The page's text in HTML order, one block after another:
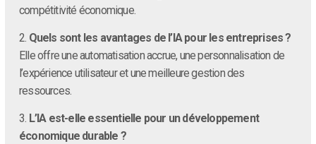
compétitivité économique.
2. Quels sont les avantages de l’IA pour les entreprises ?
Elle offre une automatisation accrue, une personnalisation de
l’expérience utilisateur et une meilleure gestion des
ressources.
3. L’IA est-elle essentielle pour un développement
économique durable ?